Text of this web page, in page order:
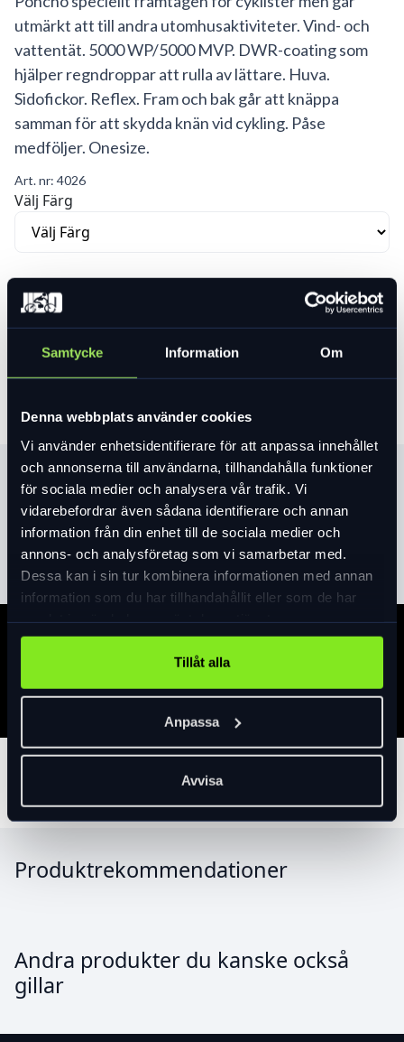
Samtycke Information Om
Denna webbplats använder cookies
Vi använder enhetsidentifierare för att anpassa innehållet
och annonserna till användarna, tillhandahålla funktioner
för sociala medier och analysera vår trafik. Vi
vidarebefordrar även sådana identifierare och annan
information från din enhet till de sociala medier och
annons- och analysföretag som vi samarbetar med.
Dessa kan i sin tur kombinera informationen med annan
information som du har tillhandahållit eller som de har
Tillåt alla
Anpassa
Avvisa
utmärkt att till andra utomhusaktiviteter. Vind- och
vattentät. 5000 WP/5000 MVP. DWR-coating som
hjälper regndroppar att rulla av lättare. Huva.
Sidofickor. Reflex. Fram och bak går att knäppa
samman för att skydda knän vid cykling. Påse
medföljer. Onesize.
Art. nr: 4026
Välj Färg
Var vänlig välj ett alternativ för att se lagersaldo
552 kr
Lägg i varukorg
Produktinformation
Läs merexpand_more
Produktrekommendationer
Andra produkter du kanske också
gillar